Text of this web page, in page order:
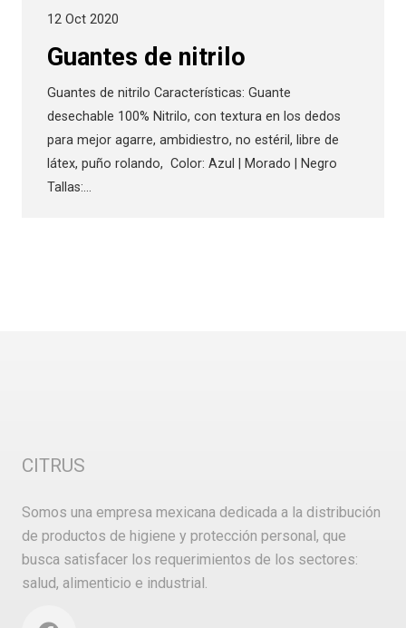
12 Oct 2020
Guantes de nitrilo
Guantes de nitrilo Características: Guante
desechable 100% Nitrilo, con textura en los dedos
para mejor agarre, ambidiestro, no estéril, libre de
látex, puño rolando, Color: Azul | Morado | Negro
Tallas:…
CITRUS
Somos una empresa mexicana dedicada a la distribución
de productos de higiene y protección personal, que
busca satisfacer los requerimientos de los sectores:
salud, alimenticio e industrial.